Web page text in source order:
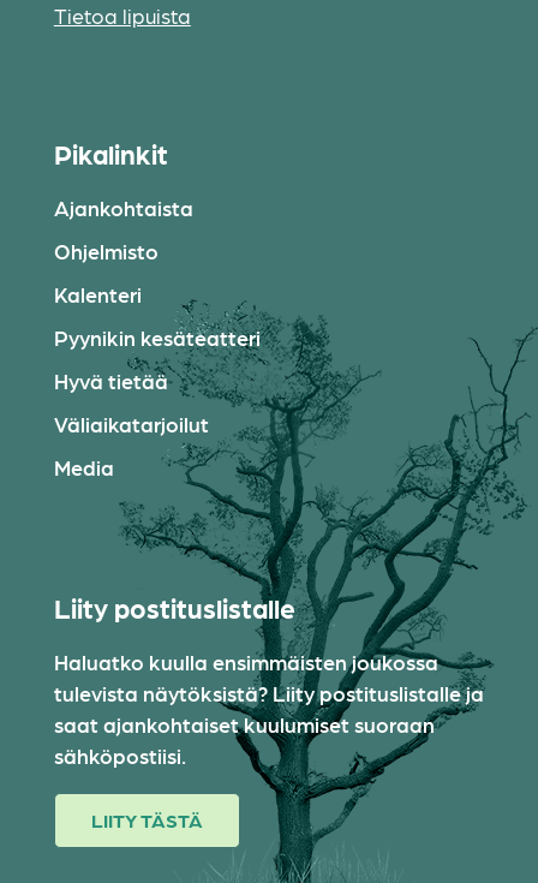
Tietoa lipuista
Pikalinkit
Ajankohtaista
Ohjelmisto
Kalenteri
Pyynikin kesäteatteri
Hyvä tietää
Väliaikatarjoilut
Media
Liity postituslistalle
Haluatko kuulla ensimmäisten joukossa
tulevista näytöksistä? Liity postituslistalle ja
saat ajankohtaiset kuulumiset suoraan
sähköpostiisi.
LIITY TÄSTÄ